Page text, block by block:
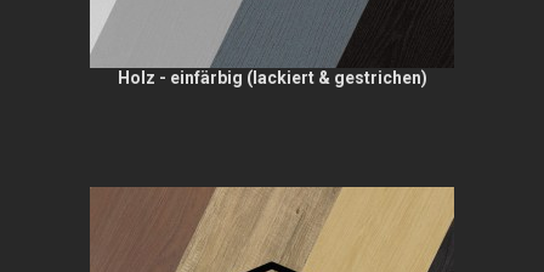
Holz - einfärbig (lackiert & gestrichen)